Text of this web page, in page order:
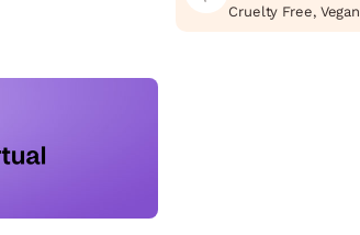
Cruelty Free, Vegan